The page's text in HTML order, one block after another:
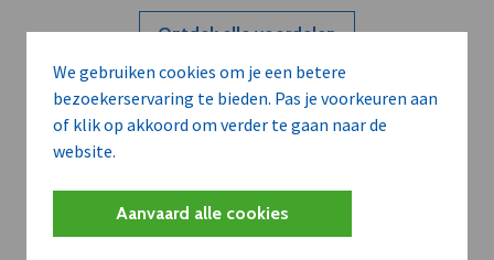
We gebruiken cookies om je een betere
bezoekerservaring te bieden. Pas je voorkeuren aan
of klik op akkoord om verder te gaan naar de
website.
Aanvaard alle cookies
Ontdek alle voordelen
Abboneer
Wilt u niet enkel de dVO community
leren kennen maar dat men u ook